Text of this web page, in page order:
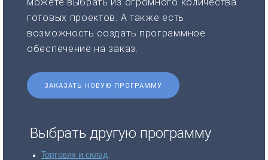
готовых проектов. А также есть
возможность создать программное
обеспечение на заказ.
ЗАКАЗАТЬ НОВУЮ ПРОГРАММУ
Выбрать другую программу
Торговля и склад